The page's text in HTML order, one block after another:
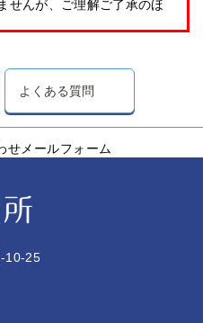
せんが、ご理解ご了承のほ
よくある質問
せメールフォーム
10-25